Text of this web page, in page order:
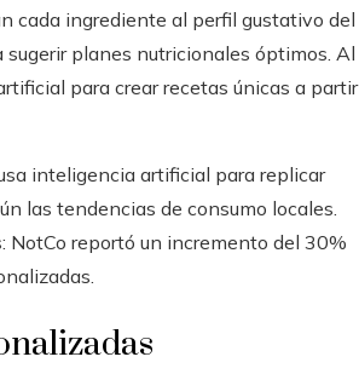
cada ingrediente al perfil gustativo del
planes nutricionales óptimos. Al
para crear recetas únicas a partir
inteligencia artificial para replicar
las tendencias de consumo locales.
reportó un incremento del 30%